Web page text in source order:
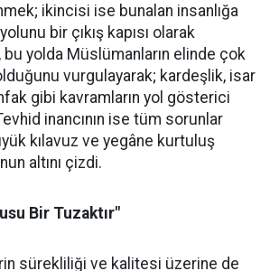
ikincisi ise bunalan insanlığa
bir çıkış kapısı olarak
bu yolda Müslümanların elinde çok
vurgulayarak; kardeşlik, isar
gibi kavramların yol gösterici
inancının ise tüm sorunlar
kılavuz ve yegâne kurtuluş
altını çizdi.
Bir Tuzaktır"
sürekliliği ve kalitesi üzerine de